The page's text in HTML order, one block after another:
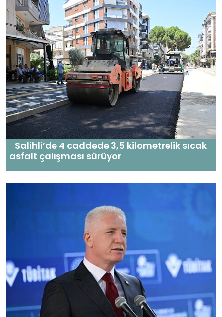
Salihli’de 4 caddede 3,5 kilometrelik sıcak
asfalt çalışması sürüyor